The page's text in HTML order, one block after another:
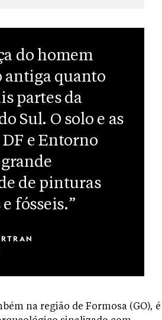
do homem
antiga quanto
partes da
Sul. O solo e as
e Entorno
de pinturas
fósseis.”